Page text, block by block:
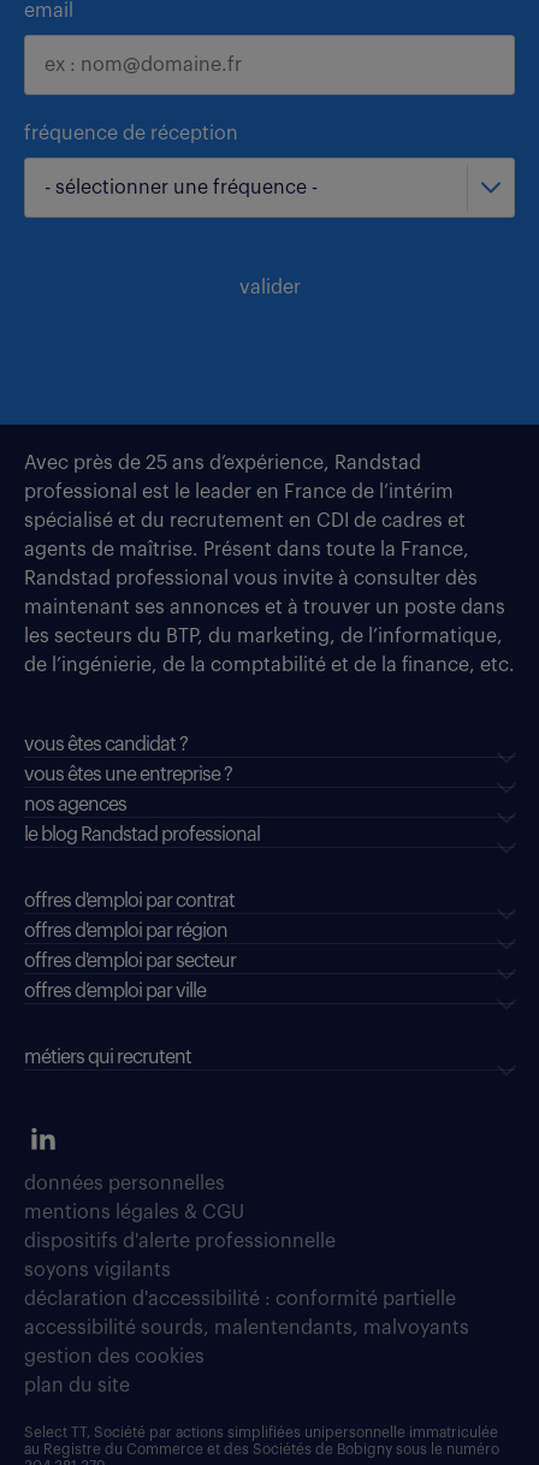
email
fréquence de réception
- sélectionner une fréquence -
valider
Avec près de 25 ans d’expérience, Randstad
professional est le leader en France de l’intérim
spécialisé et du recrutement en CDI de cadres et
agents de maîtrise. Présent dans toute la France,
Randstad professional vous invite à consulter dès
maintenant ses annonces et à trouver un poste dans
les secteurs du BTP, du marketing, de l’informatique,
de l’ingénierie, de la comptabilité et de la finance, etc.
vous êtes candidat ?
vous êtes une entreprise ?
nos agences
le blog Randstad professional
offres d'emploi par contrat
offres d'emploi par région
offres d'emploi par secteur
offres d’emploi par ville
métiers qui recrutent
données personnelles
mentions légales & CGU
dispositifs d'alerte professionnelle
soyons vigilants
déclaration d'accessibilité : conformité partielle
accessibilité sourds, malentendants, malvoyants
gestion des cookies
plan du site
Select TT, Société par actions simplifiées unipersonnelle immatriculée
au Registre du Commerce et des Sociétés de Bobigny sous le numéro